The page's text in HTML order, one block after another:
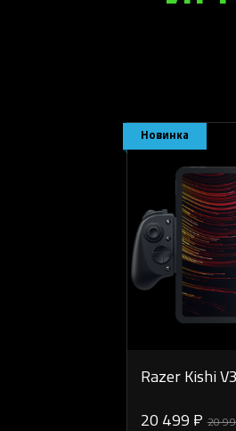
Новинка
Razer Kishi
20 499 ₽ 20